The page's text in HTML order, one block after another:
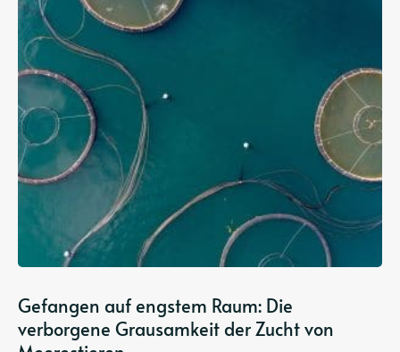
Gefangen auf engstem Raum: Die
verborgene Grausamkeit der Zucht von